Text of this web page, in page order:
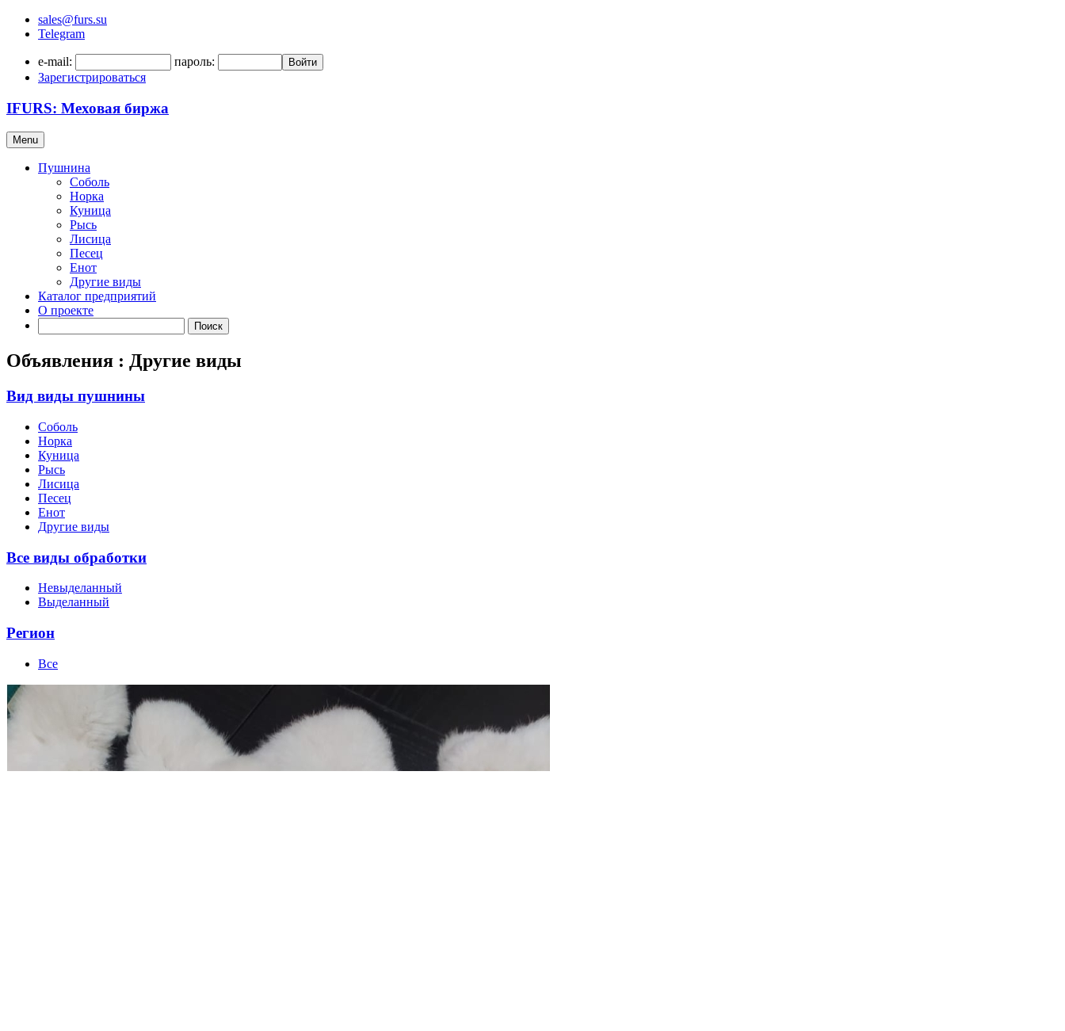
sales@furs.su
Telegram
e-mail: пароль: Войти
Зарегистрироваться
IFURS: Меховая биржа
Menu
Пушнина
Соболь
Норка
Куница
Рысь
Лисица
Песец
Енот
Другие виды
Каталог предприятий
О проекте
Поиск
Объявления : Другие виды
Вид виды пушнины
Соболь
Норка
Куница
Рысь
Лисица
Песец
Енот
Другие виды
Все виды обработки
Невыделанный
Выделанный
Регион
Все